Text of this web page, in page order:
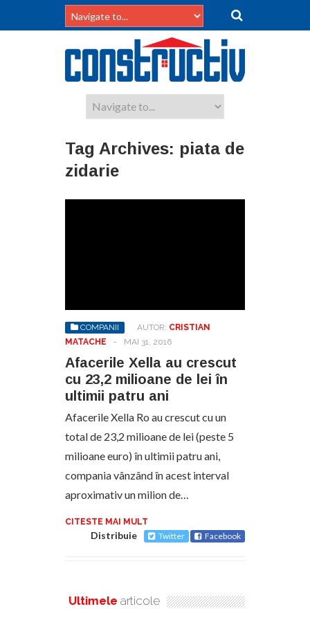
Tag Archives: piata de
zidarie
COMPANII AUTOR: CRISTIAN
MATACHE
- MAI 31, 2016
Afacerile Xella au crescut
cu 23,2 milioane de lei în
ultimii patru ani
Afacerile Xella Ro au crescut cu un
total de 23,2 milioane de lei (peste 5
milioane euro) în ultimii patru ani,
compania vânzând în acest interval
aproximativ un milion de…
CITESTE MAI MULT
Distribuie Twitter Facebook
Ultimele articole